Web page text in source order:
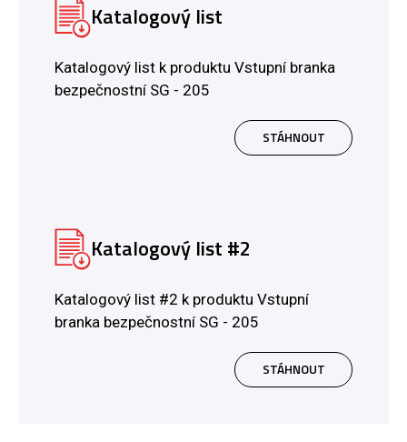
Katalogový list
Katalogový list k produktu Vstupní branka
bezpečnostní SG - 205
STÁHNOUT
Katalogový list #2
Katalogový list #2 k produktu Vstupní
branka bezpečnostní SG - 205
STÁHNOUT